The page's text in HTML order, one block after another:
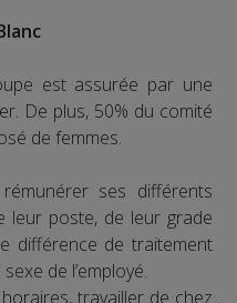
est assurée par une
De plus, 50% du comité
de femmes.
ses différents
leur poste, de leur grade
différence de traitement
de l’employé.
travailler de chez